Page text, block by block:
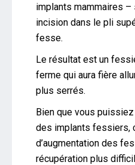
implants mammaires
incision dans le pli
fesse.
Le résultat est un
ferme qui aura fière
plus serrés.
Bien que vous
des implants fessiers,
d’augmentation des
récupération plus